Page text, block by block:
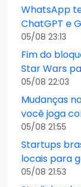
WhatsApp
ChatGPT e
05/08 23:13
Fim do
Star Wars
05/08 22:03
Mudanças
você joga
05/08 21:55
Startups
locais para
05/08 21:53